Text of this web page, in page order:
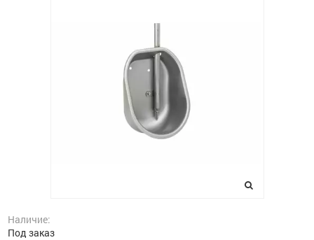
Наличие:
Под заказ